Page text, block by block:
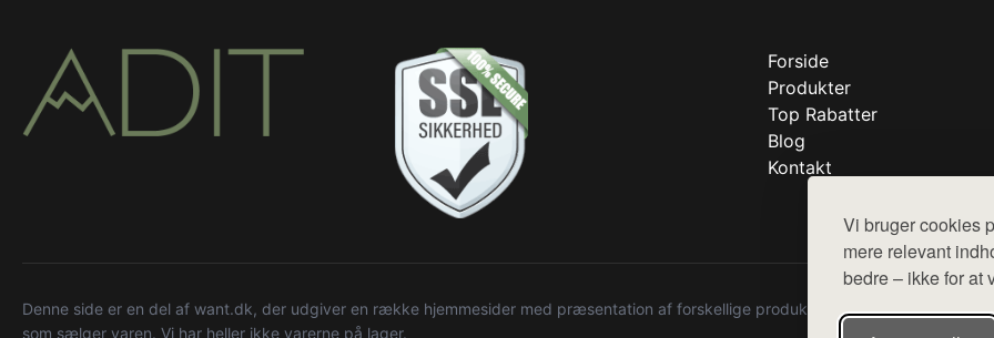
Vi bruger cookies
mere relevant
bedre – ikke for
Forside
Produkter
Top Rabatter
Blog
Kontakt
Denne side er en del af want.dk, der udgiver en række hjemmesider med præsentation af forskellige produkter fra diverse
som sælger varen. Vi har heller ikke varerne på lager.